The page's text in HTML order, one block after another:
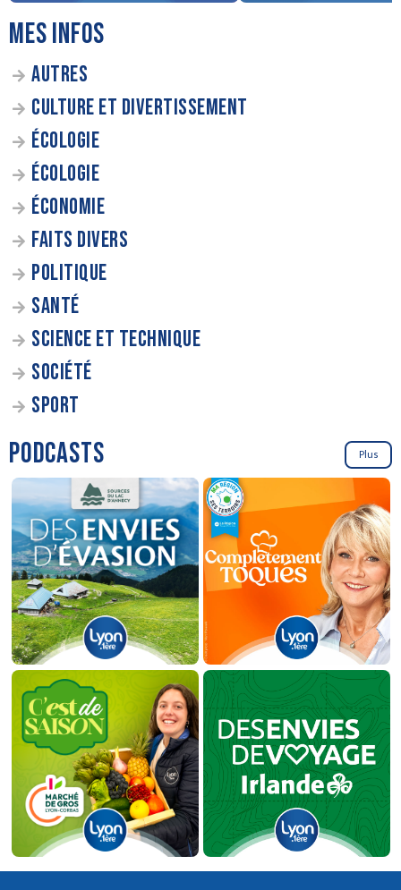
MES INFOS
AUTRES
CULTURE ET DIVERTISSEMENT
ÉCOLOGIE
ÉCOLOGIE
ÉCONOMIE
FAITS DIVERS
POLITIQUE
SANTÉ
SCIENCE ET TECHNIQUE
SOCIÉTÉ
SPORT
PODCASTS Plus